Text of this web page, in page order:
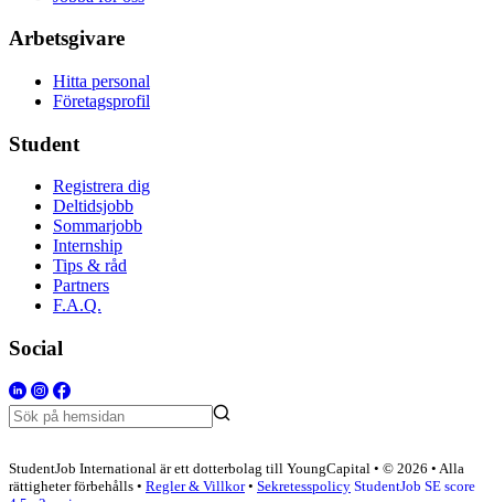
Arbetsgivare
Hitta personal
Företagsprofil
Student
Registrera dig
Deltidsjobb
Sommarjobb
Internship
Tips & råd
Partners
F.A.Q.
Social
StudentJob International är ett dotterbolag till YoungCapital • © 2026 • Alla
rättigheter förbehålls • Regler & Villkor• Sekretesspolicy StudentJob SE score